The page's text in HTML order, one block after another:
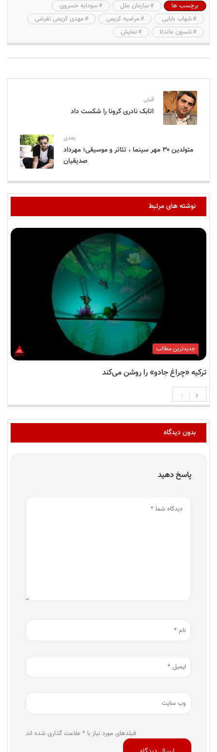
برچسب ها
سازمان ملل
سودابه خسروی
شهاب بابایی
مرضیه کریمی
مهدی کریمی تفرشی
نلسون ماندلا
نمایش
قبلی
اتابک نادری کرونا را شکست داد
بعدی
متولدین ۳۰ مهر سینما ، تئاتر و موسیقی؛ مهرداد
صدیقیان
نوشته های مرتبط
جدیدترین مطالب
ترکیه «چراغ جادو» را روشن می‌کند
بدون دیدگاه
پاسخ دهید
فیلدهای مورد نیاز با * علامت گذاری شده اند